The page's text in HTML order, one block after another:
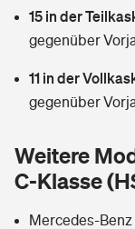
Zur Übersicht
Tools
Hochwasser-
Wer versichert
Private
Sie haben Fragen?
Rentenrechner:
15 in der
gegenüber
11 in der
gegenüber
Weitere
C-Klasse
Mercedes-Benz